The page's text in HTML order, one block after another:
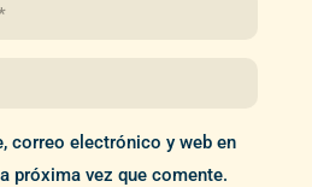
correo electrónico y web en
próxima vez que comente.